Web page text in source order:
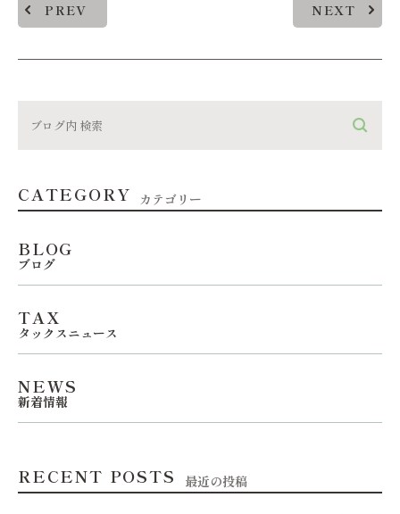
PREV NEXT
CATEGORY カテゴリー
BLOG
ブログ
TAX
タックスニュース
NEWS
新着情報
RECENT POSTS 最近の投稿